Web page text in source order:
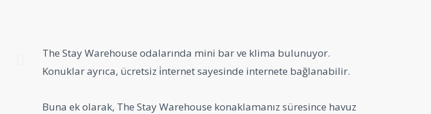
The Stay Warehouse odalarında mini bar ve klima bulunuyor.
Konuklar ayrıca, ücretsiz i̇nternet sayesinde internete bağlanabilir.
Buna ek olarak, The Stay Warehouse konaklamanız süresince havuz